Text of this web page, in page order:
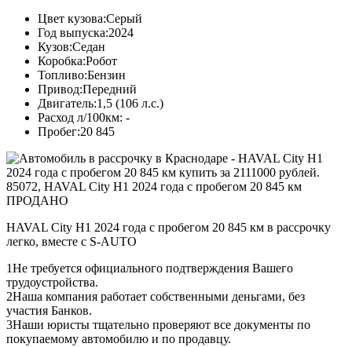
Цвет кузова:Серый
Год выпуска:2024
Кузов:Седан
Коробка:Робот
Топливо:Бензин
Привод:Передний
Двигатель:1,5 (106 л.с.)
Расход л/100км: -
Пробег:20 845
ПРОДАНО
HAVAL City H1 2024 года с пробегом 20 845 км в рассрочку
легко, вместе с S-AUTO
1Не требуется официального подтверждения Вашего
трудоустройства.
2Наша компания работает собственными деньгами, без
участия Банков.
3Наши юристы тщательно проверяют все документы по
покупаемому автомобилю и по продавцу.